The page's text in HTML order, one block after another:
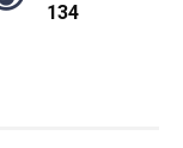
134